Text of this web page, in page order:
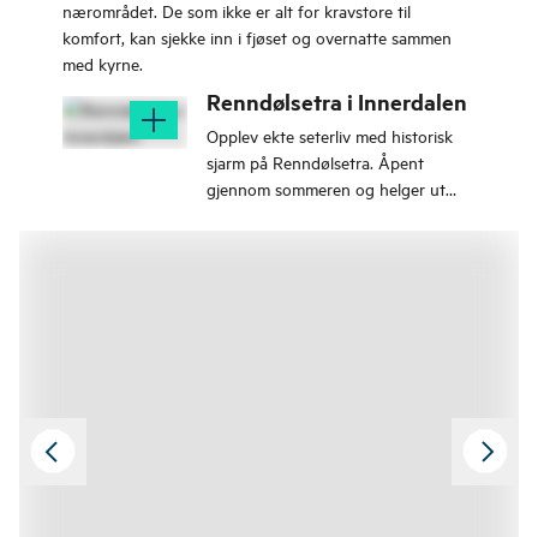
nærområdet. De som ikke er alt for kravstore til
komfort, kan sjekke inn i fjøset og overnatte sammen
med kyrne.
Renndølsetra i Innerdalen
Opplev ekte seterliv med historisk
sjarm på Renndølsetra. Åpent
gjennom sommeren og helger ut